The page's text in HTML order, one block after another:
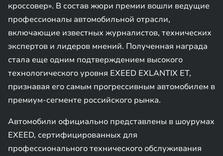
кроссовер». В состав жюри премии вошли ведущие
профессионалы автомобильной отрасли,
включающие известных журналистов, технических
экспертов и лидеров мнений. Полученная награда
стала еще одним подтверждением высокого
технологического уровня EXEED EXLANTIX ET,
признавая его самым прогрессивным автомобилем в
премиум-сегменте российского рынка.
Автомобили официально представлены в шоурумах
EXEED, сертифицированных для
профессионального технического обслуживания